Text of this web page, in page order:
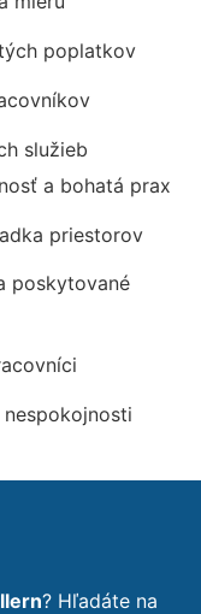
poplatkov
služieb
a bohatá prax
priestorov
poskytované
? Hľadáte na